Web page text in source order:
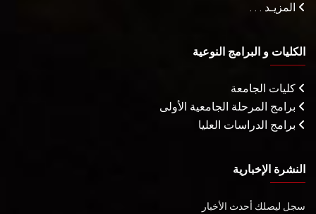
المزيـد . . .
الكليات و البرامج النوعية
كليات الجامعة
برامج المرحلة الجامعية الأولى
برامج الدراسات العليا
النشرة الإخبارية
سجل ليصلك أحدث الأخبار